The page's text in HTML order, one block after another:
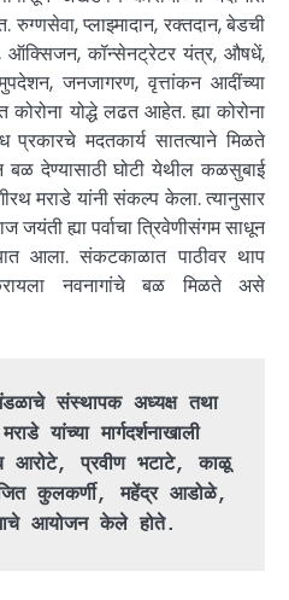
प्लाझ्मादान, रक्तदान, बेडची
ऑक्सिजन, कॉन्सेनट्रेटर यंत्र, औषधें,
जनजागरण, वृत्तांकन आदींच्या
कोरोना योद्धे लढत आहेत. ह्या कोरोना
प्रकारचे मदतकार्य सातत्याने मिळते
देण्यासाठी घोटी येथील कळसुबाई
मराडे यांनी संकल्प केला. त्यानुसार
जयंती ह्या पर्वाचा त्रिवेणीसंगम साधून
आला. संकटकाळात पाठीवर थाप
नवनागांचे बळ मिळते असे
संस्थापक अध्यक्ष तथा
यांच्या मार्गदर्शनाखाली
आरोटे, प्रवीण भटाटे, काळू
कुलकर्णी, महेंद्र आडोळे,
आयोजन केले होते.